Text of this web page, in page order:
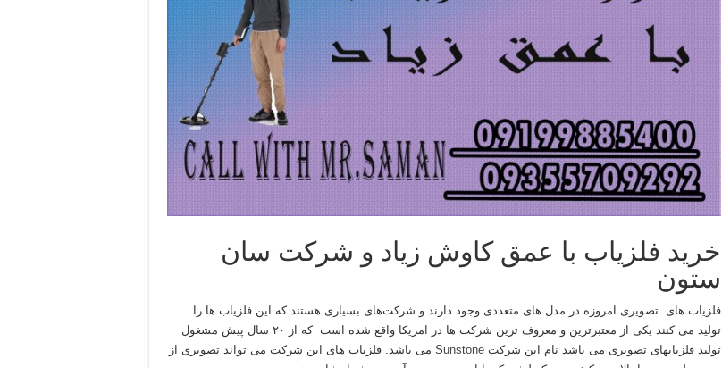
خرید فلزیاب با عمق کاوش زیاد و شرکت سان
ستون
فلزیاب های تصویری امروزه در مدل های متعددی وجود دارند و شرکت‌های بسیاری هستند که این فلزیاب ها را
تولید می کنند یکی از معتبرترین و معروف ترین شرکت ها در امریکا واقع شده است که از ۲۰ سال پیش مشغول
تولید فلزیابهای تصویری می باشد نام این شرکت Sunstone می باشد. فلزیاب های این شرکت می تواند تصویری از